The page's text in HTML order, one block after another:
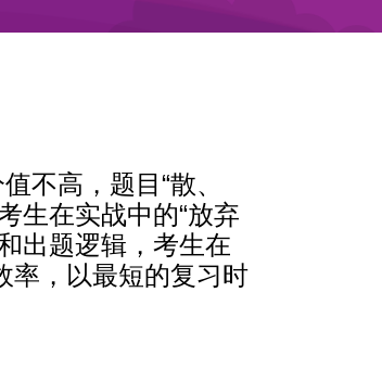
不高，题目“散、
生在实战中的“放弃
出题逻辑，考生在
率，以最短的复习时